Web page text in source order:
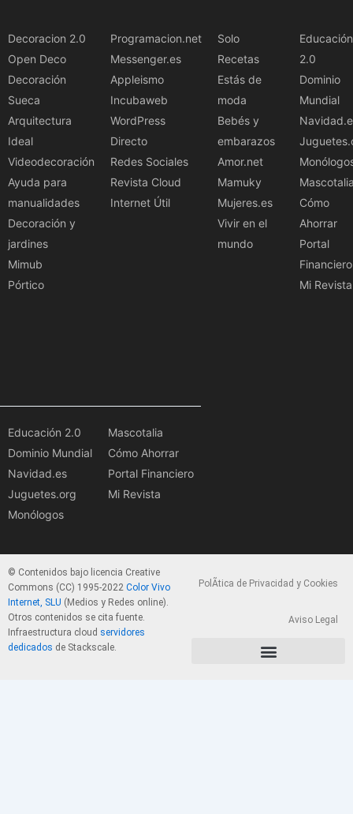
Decoracion 2.0
Open Deco
Decoración
Sueca
Arquitectura
Ideal
Videodecoración
Ayuda para
manualidades
Decoración y
jardines
Mimub
Pórtico
Programacion.net
Messenger.es
Appleismo
Incubaweb
WordPress
Directo
Redes Sociales
Revista Cloud
Internet Útil
Solo
Recetas
Estás de
moda
Bebés y
embarazos
Amor.net
Mamuky
Mujeres.es
Vivir en el
mundo
Educación
2.0
Dominio
Mundial
Cómo
Ahorrar
Portal
Financiero
Mi Revista
Educación 2.0
Dominio Mundial
Navidad.es
Juguetes.org
Monólogos
Mascotalia
Cómo Ahorrar
Portal Financiero
Mi Revista
© Contenidos bajo licencia Creative
Commons (CC) 1995-2022 Color Vivo
Internet, SLU (Medios y Redes online).
Otros contenidos se cita fuente.
Infraestructura cloud servidores
dedicados de Stackscale.
PolÃ­tica de Privacidad y Cookies
Aviso Legal